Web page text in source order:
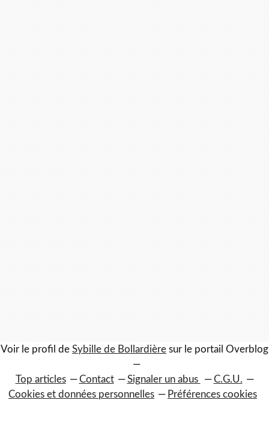
Voir le profil de Sybille de Bollardière sur le portail Overblog
Top articles Contact Signaler un abus
C.G.U.
Cookies et données personnelles
Préférences cookies